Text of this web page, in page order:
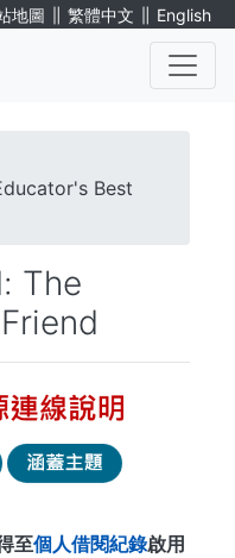
地圖 ∥ 繁體中文 ∥ English
Best
The
至個人借閱紀錄啟用